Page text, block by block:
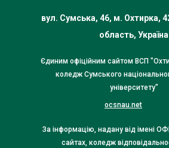
вул. Сумська, 46, м. Охтирка,
область, Україна
Єдиним офіційним сайтом ВСП
коледж Сумського
університету"
ocsnau.net
За інформацію, надану від імені
сайтах, коледж